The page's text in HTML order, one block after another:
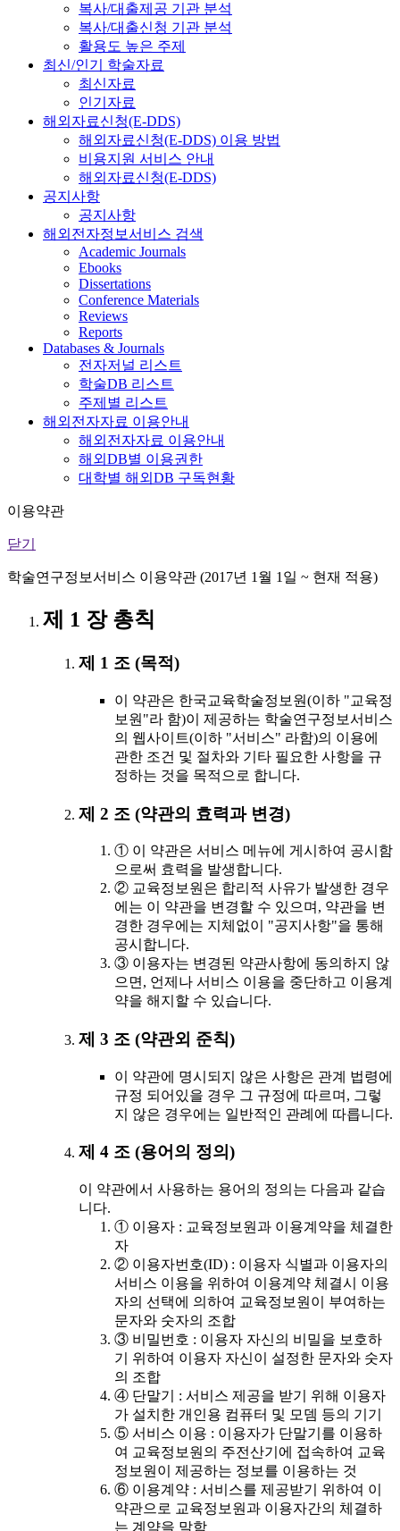
복사/대출제공 기관 분석
복사/대출신청 기관 분석
활용도 높은 주제
최신/인기 학술자료
최신자료
인기자료
해외자료신청(E-DDS)
해외자료신청(E-DDS) 이용 방법
비용지원 서비스 안내
해외자료신청(E-DDS)
공지사항
공지사항
해외전자정보서비스 검색
Academic Journals
Ebooks
Dissertations
Conference Materials
Reviews
Reports
Databases & Journals
전자저널 리스트
학술DB 리스트
주제별 리스트
해외전자자료 이용안내
해외전자자료 이용안내
해외DB별 이용권한
대학별 해외DB 구독현황
이용약관
닫기
학술연구정보서비스 이용약관 (2017년 1월 1일 ~ 현재 적용)
제 1 장 총칙
제 1 조 (목적)
이 약관은 한국교육학술정보원(이하 "교육정
보원"라 함)이 제공하는 학술연구정보서비스
의 웹사이트(이하 "서비스" 라함)의 이용에
관한 조건 및 절차와 기타 필요한 사항을 규
정하는 것을 목적으로 합니다.
제 2 조 (약관의 효력과 변경)
① 이 약관은 서비스 메뉴에 게시하여 공시함
으로써 효력을 발생합니다.
② 교육정보원은 합리적 사유가 발생한 경우
에는 이 약관을 변경할 수 있으며, 약관을 변
경한 경우에는 지체없이 "공지사항"을 통해
공시합니다.
③ 이용자는 변경된 약관사항에 동의하지 않
으면, 언제나 서비스 이용을 중단하고 이용계
약을 해지할 수 있습니다.
제 3 조 (약관외 준칙)
이 약관에 명시되지 않은 사항은 관계 법령에
규정 되어있을 경우 그 규정에 따르며, 그렇
지 않은 경우에는 일반적인 관례에 따릅니다.
제 4 조 (용어의 정의)
이 약관에서 사용하는 용어의 정의는 다음과 같습
니다.
① 이용자 : 교육정보원과 이용계약을 체결한
자
② 이용자번호(ID) : 이용자 식별과 이용자의
서비스 이용을 위하여 이용계약 체결시 이용
자의 선택에 의하여 교육정보원이 부여하는
문자와 숫자의 조합
③ 비밀번호 : 이용자 자신의 비밀을 보호하
기 위하여 이용자 자신이 설정한 문자와 숫자
의 조합
④ 단말기 : 서비스 제공을 받기 위해 이용자
가 설치한 개인용 컴퓨터 및 모뎀 등의 기기
⑤ 서비스 이용 : 이용자가 단말기를 이용하
여 교육정보원의 주전산기에 접속하여 교육
정보원이 제공하는 정보를 이용하는 것
⑥ 이용계약 : 서비스를 제공받기 위하여 이
약관으로 교육정보원과 이용자간의 체결하
는 계약을 말함